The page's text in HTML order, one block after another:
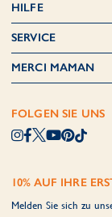
HILFE
SERVICE
MERCI MAMAN
FOLGEN SIE UNS
10% AUF IHRE
Melden Sie sich zu